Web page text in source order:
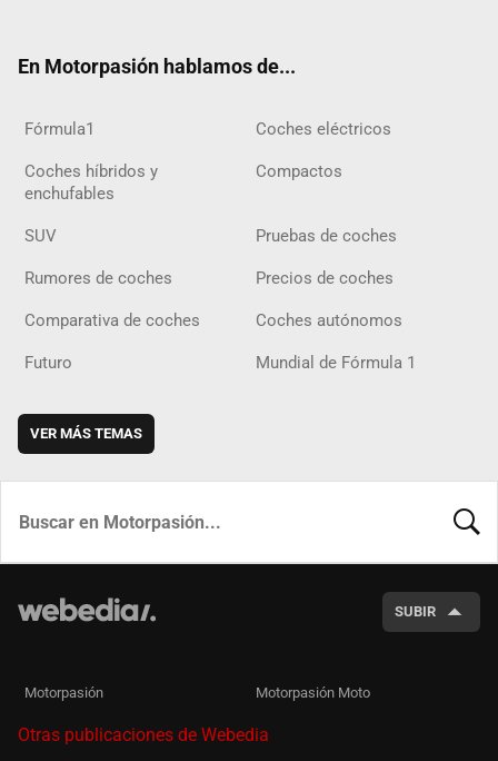
En Motorpasión hablamos de...
Fórmula1 Coches eléctricos
Coches híbridos y
enchufables
Compactos
SUV Pruebas de coches
Rumores de coches Precios de coches
Comparativa de coches Coches autónomos
Futuro Mundial de Fórmula 1
VER MÁS TEMAS
SUBIR
Motorpasión Motorpasión Moto
Otras publicaciones de Webedia